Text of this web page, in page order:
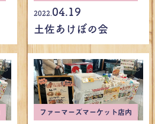
2022. 04.19
土佐あけぼの会
ファーマーズマーケット店内